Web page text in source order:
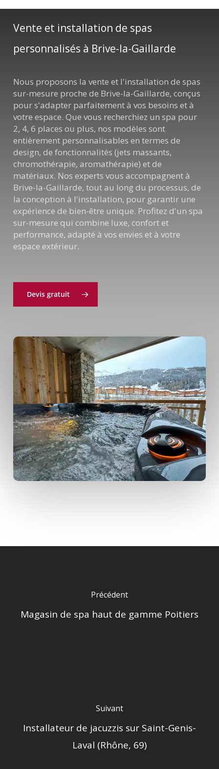
Vente et installation de spas
personnalisés à Brive-la-Gaillarde
Nous proposons la vente et l'installation de spas
sur-mesure proche de Brive-la-Gaillarde, conçus
pour s'adapter parfaitement à vos besoins et à
votre espace. Que vous recherchiez un spa pour
2, 4, 6 places ou plus, nos modèles sont
entièrement personnalisables en termes de
design, de fonctionnalités (jets massants,
chromothérapie, aromathérapie) et de
matériaux. Nos experts vous accompagnent à
Brive-la-Gaillarde, tout au long du processus, de
la conception à l'installation, pour garantir une
expérience de bien-être unique. Profitez d'un spa
sur-mesure qui combine luxe, confort et
performance, adapté à vos envies et à votre
espace extérieur.
Devis gratuit
Précédent
Magasin de spa haut de gamme Poitiers
Suivant
Installateur de jacuzzis sur Saint-Genis-
Laval (Rhône, 69)